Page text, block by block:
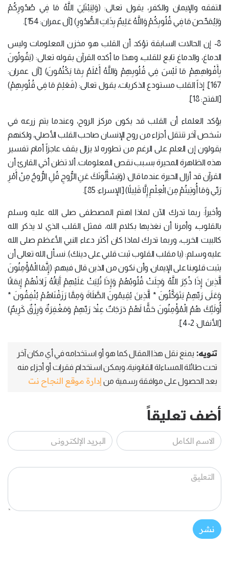
التفقه والإيمان والكفر، يقول تعالى: (وَلِيَبْتَلِيَ اللَّهُ مَا فِي صُدُورِكُمْ
وَلِيُمَحِّصَ مَا فِي قُلُوبِكُمْ وَاللَّهُ عَلِيمٌ بِذَاتِ الصُّدُورِ) [آل عمران: 154].
8- إن الحالات السابقة تؤكد أن القلب هو مخزن المعلومات وليس
الدماغ، والدماغ تابع للقلب، وهذا ما أكده القرآن بقوله تعالى: (يَقُولُونَ
بِأَفْواهِهِمْ مَا لَيْسَ فِي قُلُوبِهِمْ وَاللَّهُ أَعْلَمُ بِمَا يَكْتُمُونَ) [آل عمران:
167]. إذاً القلب مستودع الذكريات، يقول تعالى: (فَعَلِمَ مَا فِي قُلُوبِهِمْ)
[الفتح: 18].
يؤكد العلماء أن القلب قد يكون مركز الروح، وعندما يتم زرعه في
شخص آخر تنتقل أجزاء من روح الإنسان صاحب القلب الأصلي، ولكنهم
يقولون إن العلم على الرغم من تطوره لا يزال يقف عاجزاً أمام تفسير
هذه الظاهرة المحيرة بسبب نقص المعلومات. ألا تظن أخي القارئ أن
القرآن قد أزال الحيرة عندما قال: (وَيَسْأَلُونَكَ عَنِ الرُّوحِ قُلِ الرُّوحُ مِنْ أَمْرِ
رَبِّي وَمَا أُوتِيتُمْ مِنَ الْعِلْمِ إِلَّا قَلِيلًا) [الإسراء: 85].
وأخيراً: ربما تدرك الآن لماذا اهتم المصطفى صلى الله عليه وسلم
بالقلوب، وأمرنا أن نغذيها بكلام الله، فمثل القلب الذي لا يذكر الله
كالبيت الخرب، وربما تدرك لماذا كان أكثر دعاء النبي الأعظم صلى الله
عليه وسلم: (يا مقلب القلوب ثبت قلبي على دينك). نسأل الله تعالى أن
يثبت قلوبنا على الإيمان، وأن نكون من الذين قال فيهم: (إِنَّمَا الْمُؤْمِنُونَ
الَّذِينَ إِذَا ذُكِرَ اللَّهُ وَجِلَتْ قُلُوبُهُمْ وَإِذَا تُلِيَتْ عَلَيْهِمْ آَيَاتُهُ زَادَتْهُمْ إِيمَانًا
وَعَلَى رَبِّهِمْ يَتَوَكَّلُونَ * الَّذِينَ يُقِيمُونَ الصَّلَاةَ وَمِمَّا رَزَقْنَاهُمْ يُنْفِقُونَ *
أُولَئِكَ هُمُ الْمُؤْمِنُونَ حَقًّا لَهُمْ دَرَجَاتٌ عِنْدَ رَبِّهِمْ وَمَغْفِرَةٌ وَرِزْقٌ كَرِيمٌ)
[الأنفال: 2-4].
تنويه: يمنع نقل هذا المقال كما هو أو استخدامه في أي مكان آخر
تحت طائلة المساءلة القانونية، ويمكن استخدام فقرات أو أجزاء منه
بعد الحصول على موافقة رسمية من إدارة موقع النجاح نت
أضف تعليقاً
نشر